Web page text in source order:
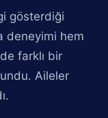
gösterdiği
deneyimi hem
farklı bir
Aileler